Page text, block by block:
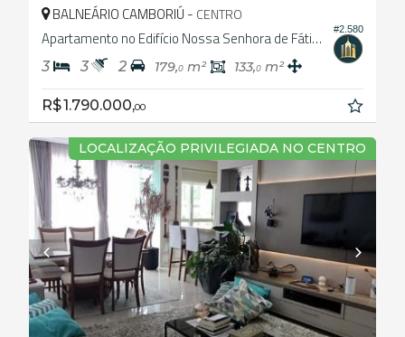
#2.580
BALNEÁRIO CAMBORIÚ - CENTRO
Apartamento no Edifício Nossa Senhora de Fátima
3 3 2 179,0 m² 133,0 m²
R$ 1.790.000,00
LOCALIZAÇÃO PRIVILEGIADA NO CENTRO